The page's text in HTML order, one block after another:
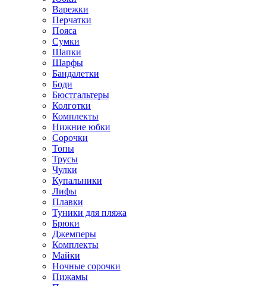
Варежки
Перчатки
Пояса
Сумки
Шапки
Шарфы
Бандалетки
Боди
Бюстгальтеры
Колготки
Комплекты
Нижние юбки
Сорочки
Топы
Трусы
Чулки
Купальники
Лифы
Плавки
Туники для пляжа
Брюки
Джемперы
Комплекты
Майки
Ночные сорочки
Пижамы